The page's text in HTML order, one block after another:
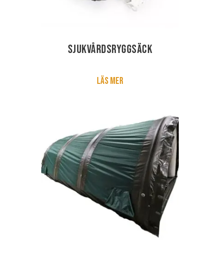
Sjukvårdsryggsäck
Läs mer